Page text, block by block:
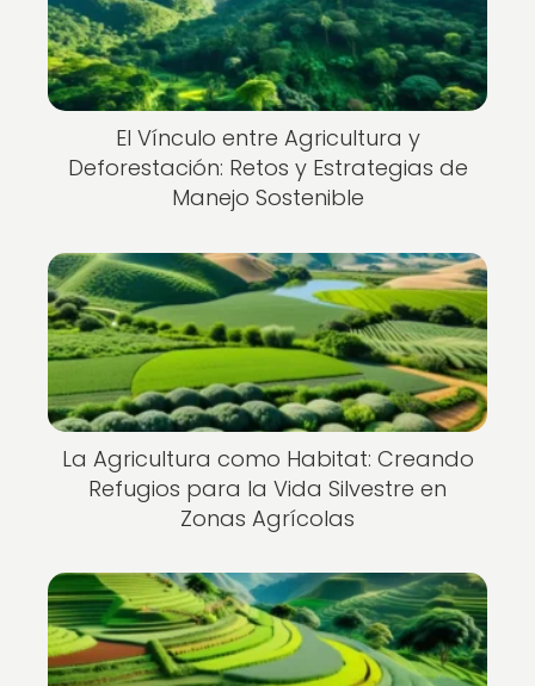
El Vínculo entre Agricultura y
Deforestación: Retos y Estrategias de
Manejo Sostenible
La Agricultura como Habitat: Creando
Refugios para la Vida Silvestre en
Zonas Agrícolas